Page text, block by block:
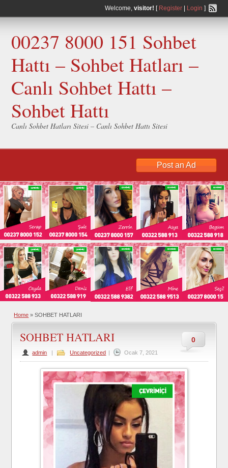
Welcome, visitor! [ Register| Login ]
00237 8000 151 Sohbet
Hattı – Sohbet Hatları –
Canlı Sohbet Hattı –
Sohbet Hattı
Canlı Sohbet Hatları Sitesi – Canlı Sohbet Hattı Sitesi
Post an Ad
Home » SOHBET HATLARI
0
SOHBET HATLARI
admin | Uncategorized | Ocak 7, 2021